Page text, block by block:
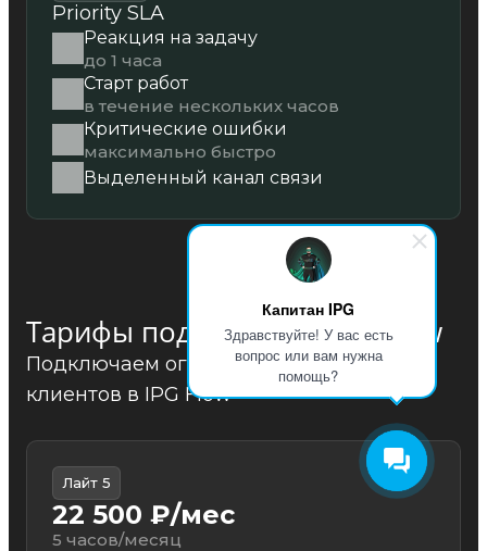
Капитан IPG
Здравствуйте! У вас есть
вопрос или вам нужна
помощь?
Priority SLA
Реакция на задачу
до 1 часа
Старт работ
в течение нескольких часов
Критические ошибки
максимально быстро
Выделенный канал связи
Тарифы поддержки и IPG Flow
Подключаем ограниченное количество
клиентов в IPG Flow
Лайт 5
22 500 ₽/мес
5 часов/месяц